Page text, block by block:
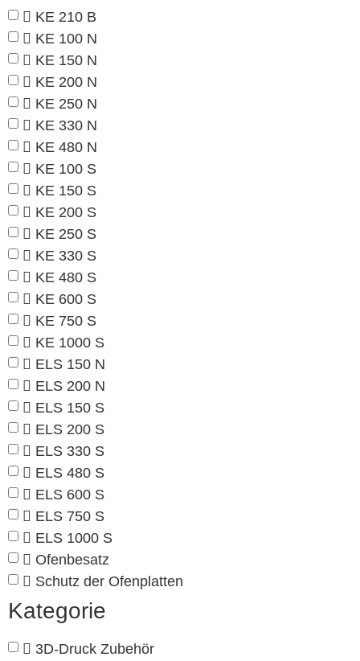
KE 210 B
KE 100 N
KE 150 N
KE 200 N
KE 250 N
KE 330 N
KE 480 N
KE 100 S
KE 150 S
KE 200 S
KE 250 S
KE 330 S
KE 480 S
KE 600 S
KE 750 S
KE 1000 S
ELS 150 N
ELS 200 N
ELS 150 S
ELS 200 S
ELS 330 S
ELS 480 S
ELS 600 S
ELS 750 S
ELS 1000 S
Ofenbesatz
Schutz der Ofenplatten
Kategorie
3D-Druck Zubehör